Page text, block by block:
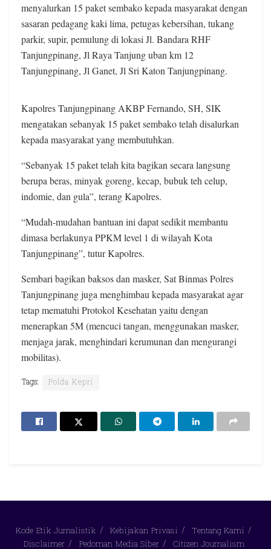
menyalurkan 15 paket sembako kepada masyarakat dengan
sasaran pedagang kaki lima, petugas kebersihan, tukang
parkir, supir, pemulung di lokasi Jl. Bandara RHF
Tanjungpinang, Jl Raya Tanjung uban km 12
Tanjungpinang, Jl Ganet, Jl Sri Katon Tanjungpinang.
Kapolres Tanjungpinang AKBP Fernando, SH, SIK
mengatakan sebanyak 15 paket sembako telah disalurkan
kepada masyarakat yang membutuhkan.
“Sebanyak 15 paket telah kita bagikan secara langsung
berupa beras, minyak goreng, kecap, bubuk teh celup,
indomie, dan gula”, terang Kapolres.
“Mudah-mudahan bantuan ini dapat sedikit membantu
dimasa berlakunya PPKM level 1 di wilayah Kota
Tanjungpinang”, tutur Kapolres.
Sembari bagikan baksos dan masker, Sat Binmas Polres
Tanjungpinang juga menghimbau kepada masyarakat agar
tetap mematuhi Protokol Kesehatan yaitu dengan
menerapkan 5M (mencuci tangan, menggunakan masker,
menjaga jarak, menghindari kerumunan dan mengurangi
mobilitas).
Tags: Polda Kepri
Kode Etik Jurnalistik Kebijakan Privasi
Tentang Kami
Disclaimer
Pedoman Media Siber Citizen Journalism